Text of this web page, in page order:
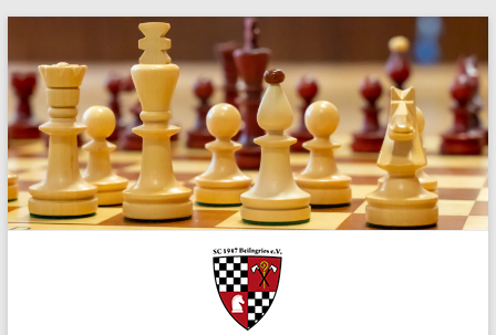
springen